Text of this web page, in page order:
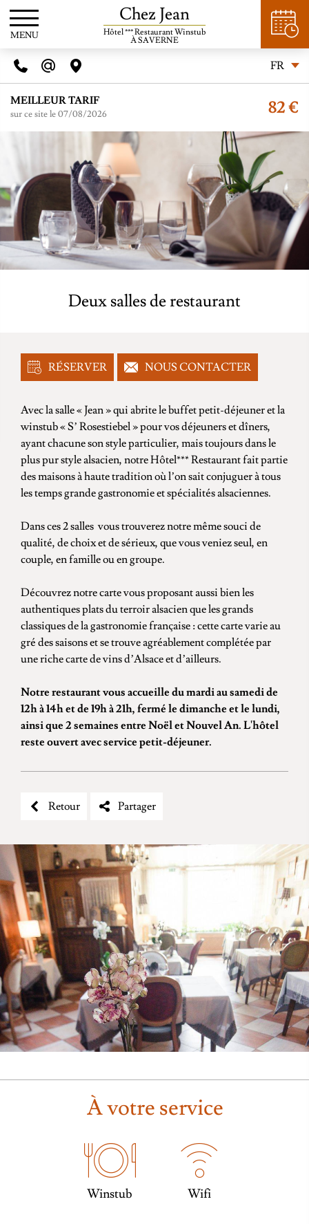
MENU
Chez Jean
Hôtel *** Restaurant Winstub
À SAVERNE
FR
MEILLEUR TARIF
sur ce site le 07/08/2026 82 €
Deux salles de restaurant
RÉSERVER NOUS CONTACTER
Avec la salle « Jean » qui abrite le buffet petit-déjeuner et la
winstub « S’ Rosestiebel » pour vos déjeuners et dîners,
ayant chacune son style particulier, mais toujours dans le
plus pur style alsacien, notre Hôtel*** Restaurant fait partie
des maisons à haute tradition où l’on sait conjuguer à tous
les temps grande gastronomie et spécialités alsaciennes.
Dans ces 2 salles vous trouverez notre même souci de
qualité, de choix et de sérieux, que vous veniez seul, en
couple, en famille ou en groupe.
Découvrez notre carte vous proposant aussi bien les
authentiques plats du terroir alsacien que les grands
classiques de la gastronomie française : cette carte varie au
gré des saisons et se trouve agréablement complétée par
une riche carte de vins d’Alsace et d’ailleurs.
Notre restaurant vous accueille du mardi au samedi de
12h à 14h et de 19h à 21h, fermé le dimanche et le lundi,
ainsi que 2 semaines entre Noël et Nouvel An. L'hôtel
reste ouvert avec service petit-déjeuner.
Retour Partager
À votre service
Winstub Wifi